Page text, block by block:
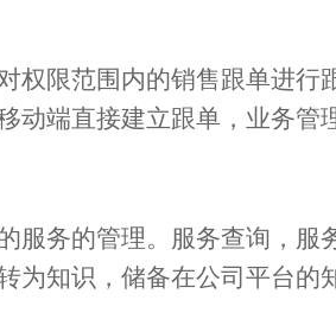
权限范围内的销售跟单进
动端直接建立跟单，业务管
服务的管理。服务查询，
为知识，储备在公司平台的